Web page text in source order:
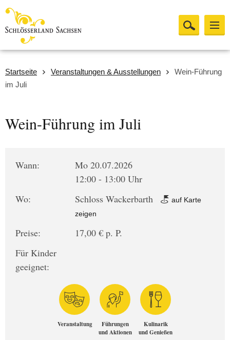
Startseite Veranstaltungen & Ausstellungen
Wein-Führung
im Juli
Wein-Führung im Juli
Wann:
Mo 20.07.2026
12:00 - 13:00 Uhr
Wo:
Schloss Wackerbarth
auf Karte
zeigen
Preise:
17,00 € p. P.
Für Kinder
geeignet:
Veranstaltung
Führungen
und Aktionen
Kulinarik
und Genießen